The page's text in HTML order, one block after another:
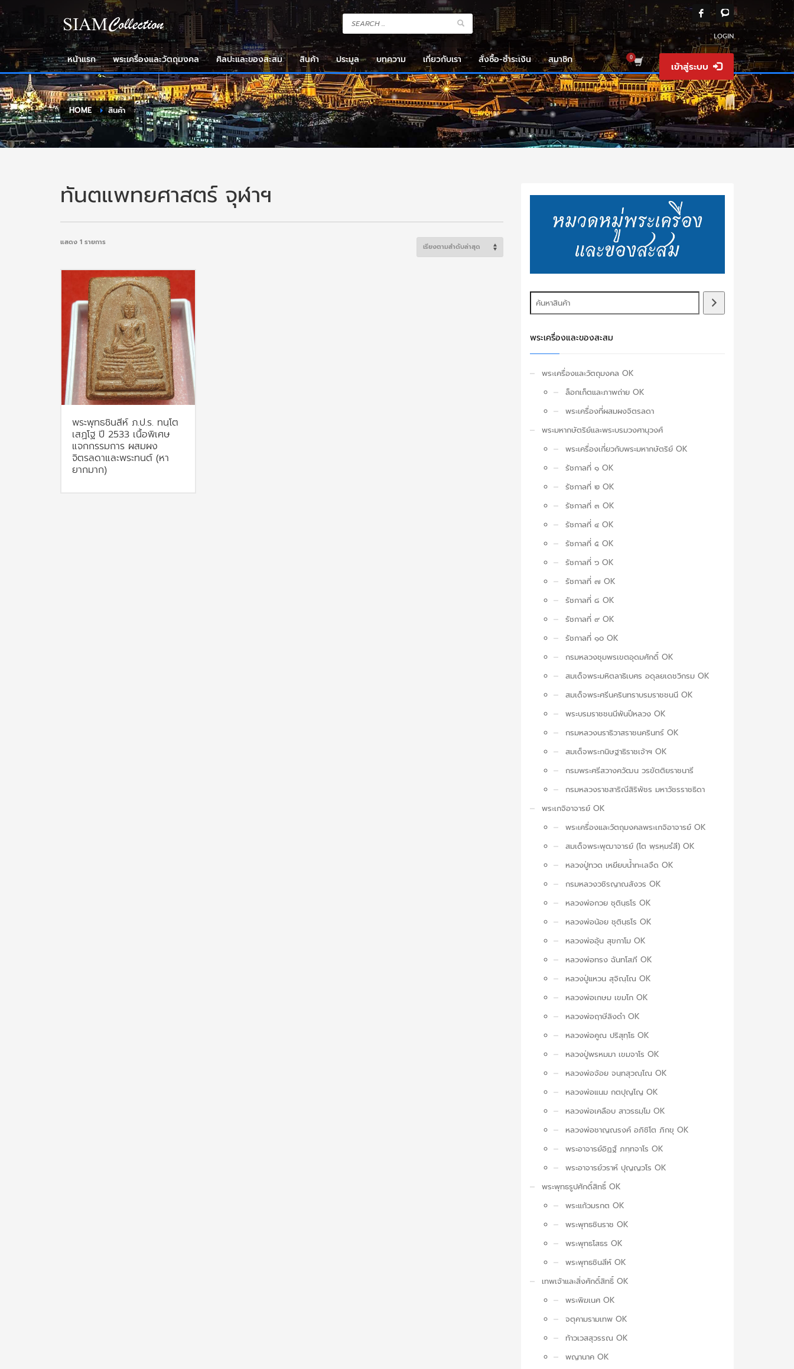
LOGIN
หน้าแรก พระเครื่องและวัตถุมงคล ศิลปะและของสะสม สินค้า ประมูล บทความ เกี่ยวกับเรา สั่งซื้อ-ชำระเงิน สมาชิก
เข้าสู่ระบบ
HOME สินค้า
ทันตแพทยศาสตร์ จุฬาฯ
แสดง 1 รายการ
พระพุทธชินสีห์ ภ.ป.ร. ทนฺโต
เสฏโฐ ปี 2533 เนื้อพิเศษ
แจกกรรมการ ผสมผง
จิตรลดาและพระทนต์ (หา
ยากมาก)
พระเครื่องและของสะสม
พระเครื่องและวัตถุมงคล OK
ล็อกเก็ตและภาพถ่าย OK
พระเครื่องที่ผสมผงจิตรลดา
พระมหากษัตริย์และพระบรมวงศานุวงศ์
พระเครื่องเกี่ยวกับพระมหากษัตริย์ OK
รัชกาลที่ ๑ OK
รัชกาลที่ ๒ OK
รัชกาลที่ ๓ OK
รัชกาลที่ ๔ OK
รัชกาลที่ ๕ OK
รัชกาลที่ ๖ OK
รัชกาลที่ ๗ OK
รัชกาลที่ ๘ OK
รัชกาลที่ ๙ OK
รัชกาลที่ ๑๐ OK
กรมหลวงชุมพรเขตอุดมศักดิ์ OK
สมเด็จพระมหิตลาธิเบศร อดุลยเดชวิกรม OK
สมเด็จพระศรีนครินทราบรมราชชนนี OK
พระบรมราชชนนีพันปีหลวง OK
กรมหลวงนราธิวาสราชนครินทร์ OK
สมเด็จพระกนิษฐาธิราชเจ้าฯ OK
กรมพระศรีสวางควัฒน วรขัตติยราชนารี
กรมหลวงราชสาริณีสิริพัชร มหาวัชรราชธิดา
พระเกจิอาจารย์ OK
พระเครื่องและวัตถุมงคลพระเกจิอาจารย์ OK
สมเด็จพระพุฒาจารย์ (โต พฺรหฺมรํสี) OK
หลวงปู่ทวด เหยียบน้ำทะเลจืด OK
กรมหลวงวชิรญาณสังวร OK
หลวงพ่อกวย ชุตินฺธโร OK
หลวงพ่อน้อย ชุตินฺธโร OK
หลวงพ่ออุ้น สุขกาโม OK
หลวงพ่อทรง ฉันทโสภี OK
หลวงปู่แหวน สุจิณฺโณ OK
หลวงพ่อเกษม เขมโก OK
หลวงพ่อฤาษีลิงดำ OK
หลวงพ่อคูณ ปริสุทฺโธ OK
หลวงปู่พรหมมา เขมจาโร OK
หลวงพ่อจ้อย จนฺทสุวณฺโณ OK
หลวงพ่อแนม กตปุญโญ OK
หลวงพ่อเคลือบ สาวรธมฺโม OK
หลวงพ่อชาญณรงค์ อภิชิโต ภิกขุ OK
พระอาจารย์อิฏฐ์ ภทฺทจาโร OK
พระอาจารย์วราห์ ปุญญวโร OK
พระพุทธรูปศักดิ์สิทธิ์ OK
พระแก้วมรกต OK
พระพุทธชินราช OK
พระพุทธโสธร OK
พระพุทธชินสีห์ OK
เทพเจ้าและสิ่งศักดิ์สิทธิ์ OK
พระพิฆเนศ OK
จตุคามรามเทพ OK
ท้าวเวสสุวรรณ OK
พญานาค OK